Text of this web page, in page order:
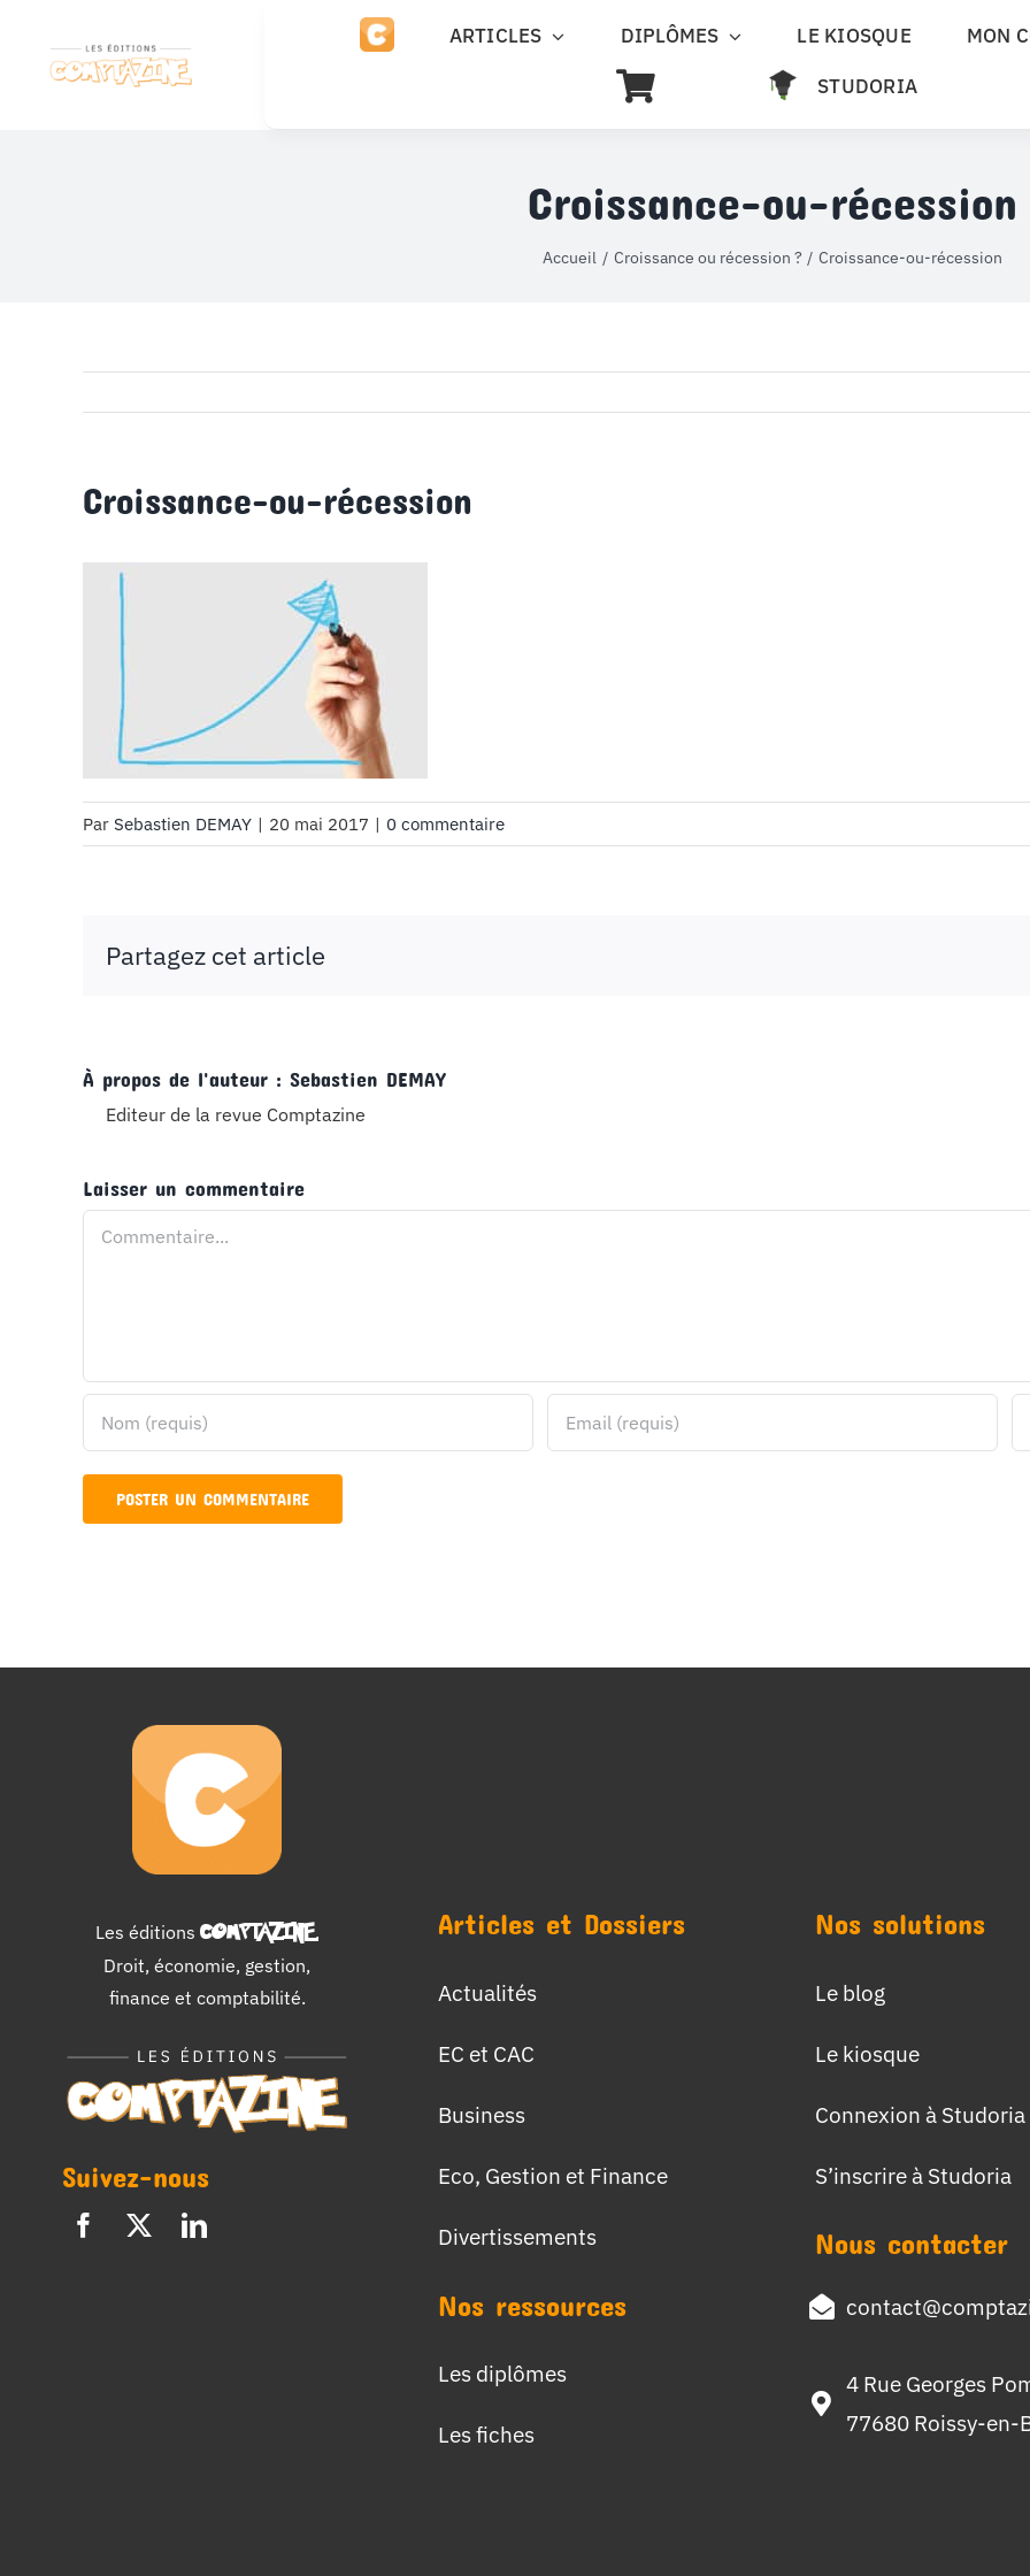
contenu
ARTICLES DIPLÔMES LE KIOSQUE
MON
STUDORIA
Croissance-ou-récession
Accueil Croissance ou récession ? Croissance-ou-récession
Croissance-ou-récession
Par Sebastien DEMAY | 20 mai 2017 | 0 commentaire
Partagez cet article
À propos de l'auteur : Sebastien DEMAY
Editeur de la revue Comptazine
Laisser un commentaire
Commentaire
Les éditions COMPTAZINE.
Droit, économie, gestion,
finance et comptabilité.
Suivez-nous
Articles et Dossiers
Actualités
EC et CAC
Business
Eco, Gestion et Finance
Divertissements
Nos ressources
Les diplômes
Les fiches
Nos solutions
Le blog
Le kiosque
Connexion à Studoria
S’inscrire à Studoria
Nous contacter
4 Rue Georges
77680 Roissy-en-